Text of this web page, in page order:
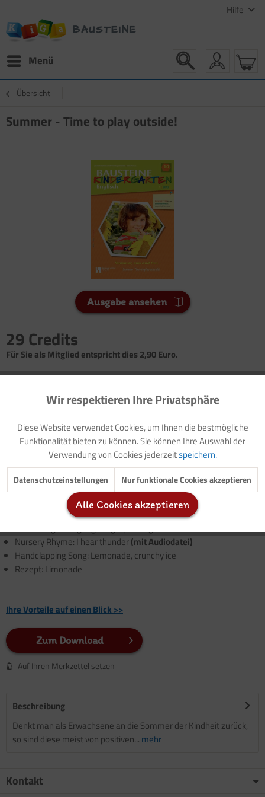
Hilfe
Menü
Übersicht
Summer - Time to play outside!
Ausgabe ansehen
29 Credits
Für Sie als Mitglied entspricht dies 2,90 Euro.
Vorwort: Thematische Einführung (mit Buchtipp)
Einführung des Wortschatzes
Vorlage: Elternbrief
Spiele für das Außengelände: Eggs in the bush/ Duck, duck,
goose/ Red light - green light
Malgeschichte: Auf der Sommerwiese - In the summer
(mit Audiodatei)
Nursery Rhyme: I hear thunder(mit Audiodatei)
Handclapping Song: Lemonade, crunchy ice
Rezept: Limonade
Ihre Vorteile auf einen Blick >>
Zum Download
Auf Ihren Merkzettel setzen
Beschreibung
Denkt man als Erwachsene an die Sommer der Kindheit zurück,
so sind diese meist von positiven... mehr
Kontakt
Funktionale Aktiv
Marketing Inaktiv
Tracking Inaktiv
Inaktiv
Wir respektieren Ihre Privatsphäre
Diese Website verwendet Cookies, um Ihnen die bestmögliche
Funktionalität bieten zu können. Sie können Ihre Auswahl der
Verwendung von Cookies jederzeitspeichern.
Datenschutzeinstellungen Nur funktionale Cookies akzeptieren
Alle Cookies akzeptieren